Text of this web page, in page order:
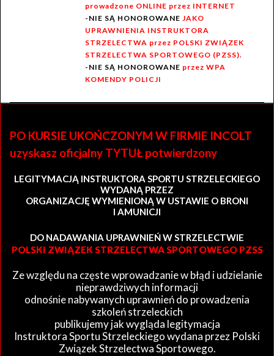
prowadzone ONLINE przez INTERNET
-NIE SĄ HONOROWANE JAKO
UPRAWNIENIA INSTRUKTORA
STRZELECTWA przez POLSKI ZWIĄZEK
STRZELECTWA SPORTOWEGO (PZSS).
-NIE SĄ HONOROWANE przez WPA
KOMENDY POLICJI
PO KURSIE UKOŃCZONYM W FIRMIE INCOLT
uzyskasz oficjalny TYTUŁ potwierdzony
LEGITYMACJĄ INSTRUKTORA SPORTU STRZELECKIEGO
WYDANĄ PRZEZ
ORGANIZACJĘ WYMIENIONĄ W USTAWIE O BRONI
I AMUNICJI
DO NADAWANIA UPRAWNIEŃ W STRZELECTWIE
POLSKI ZWIĄZEK STRZELECTWA SPORTOWEGO PZSS
Ze względu na częste wprowadzanie w błąd i udzielanie
nieprawdziwych informacji
odnośnie nabywanych uprawnień do prowadzenia
szkoleń strzeleckich
publikujemy jak wygląda legitymacja
Instruktora Sportu Strzeleckiego wydana przez Polski
Związek Strzelectwa Sportowego.